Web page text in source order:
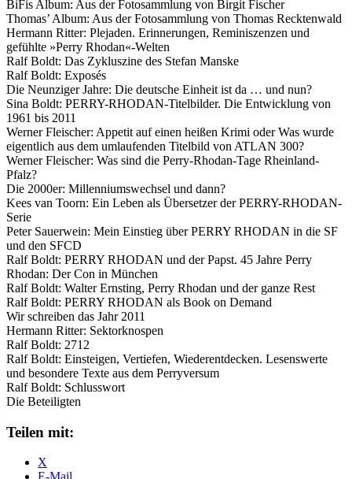
BiFis Album: Aus der Fotosammlung von Birgit Fischer
Thomas’ Album: Aus der Fotosammlung von Thomas Recktenwald
Hermann Ritter: Plejaden. Erinnerungen, Reminiszenzen und
gefühlte »Perry Rhodan«-Welten
Ralf Boldt: Das Zykluszine des Stefan Manske
Ralf Boldt: Exposés
Die Neunziger Jahre: Die deutsche Einheit ist da … und nun?
Sina Boldt: PERRY-RHODAN-Titelbilder. Die Entwicklung von
1961 bis 2011
Werner Fleischer: Appetit auf einen heißen Krimi oder Was wurde
eigentlich aus dem umlaufenden Titelbild von ATLAN 300?
Werner Fleischer: Was sind die Perry-Rhodan-Tage Rheinland-
Pfalz?
Die 2000er: Millenniumswechsel und dann?
Kees van Toorn: Ein Leben als Übersetzer der PERRY-RHODAN-
Serie
Peter Sauerwein: Mein Einstieg über PERRY RHODAN in die SF
und den SFCD
Ralf Boldt: PERRY RHODAN und der Papst. 45 Jahre Perry
Rhodan: Der Con in München
Ralf Boldt: Walter Ernsting, Perry Rhodan und der ganze Rest
Ralf Boldt: PERRY RHODAN als Book on Demand
Wir schreiben das Jahr 2011
Hermann Ritter: Sektorknospen
Ralf Boldt: 2712
Ralf Boldt: Einsteigen, Vertiefen, Wiederentdecken. Lesenswerte
und besondere Texte aus dem Perryversum
Ralf Boldt: Schlusswort
Die Beteiligten
Teilen mit:
X